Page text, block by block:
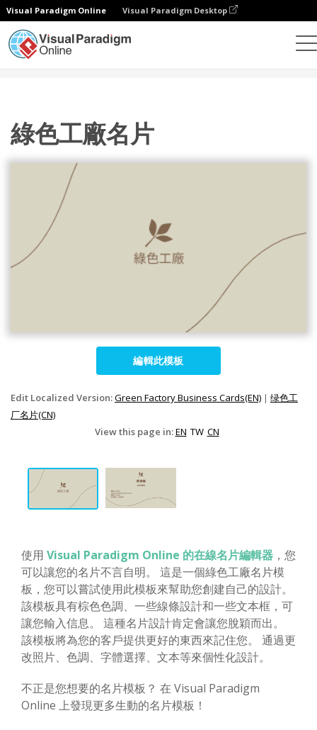
Visual Paradigm Online Visual Paradigm Desktop
綠色工廠名片
編輯此模板
Edit Localized Version:Green Factory Business Cards(EN) | 绿色工
厂名片(CN)
View this page in:EN TW CN
使用 Visual Paradigm Online 的在線名片編輯器 ，您
可以讓您的名片不言自明。 這是一個綠色工廠名片模
板，您可以嘗試使用此模板來幫助您創建自己的設計。
該模板具有棕色色調、一些線條設計和一些文本框，可
讓您輸入信息。 這種名片設計肯定會讓您脫穎而出。
該模板將為您的客戶提供更好的東西來記住您。 通過更
改照片、色調、字體選擇、文本等來個性化設計。
不正是您想要的名片模板？ 在 Visual Paradigm
Online 上發現更多生動的名片模板！